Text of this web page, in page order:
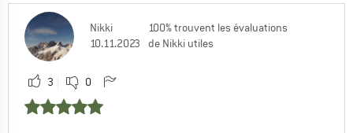
Nikki
10.11.2023
100% trouvent les évaluations
de Nikki utiles
3 0